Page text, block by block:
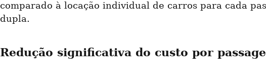
comparado à locação individual de carros para cada
dupla.
Redução significativa do custo por